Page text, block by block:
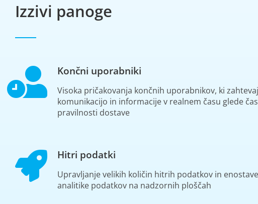
Izzivi panoge
Končni uporabniki
Visoka pričakovanja končnih uporabnikov, ki
komunikacijo in informacije v realnem času glede
pravilnosti dostave
Hitri podatki
Upravljanje velikih količin hitrih podatkov in
analitike podatkov na nadzornih ploščah